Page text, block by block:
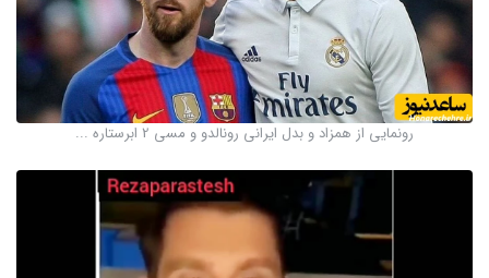
رونمایی از همزاد و بدل ایرانی رونالدو و مسی 2 ابرستاره ...